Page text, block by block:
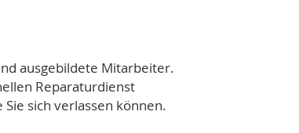
ausgebildete Mitarbeiter.
Reparaturdienst
sich verlassen können.